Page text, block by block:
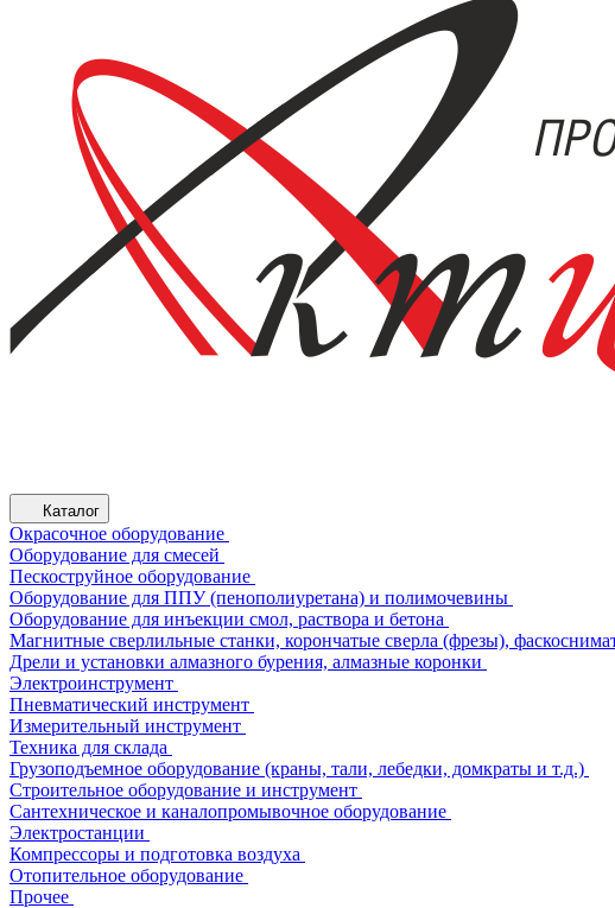
Каталог
Окрасочное оборудование
Оборудование для смесей
Пескоструйное оборудование
Оборудование для ППУ (пенополиуретана) и полимочевины
Оборудование для инъекции смол, раствора и бетона
Магнитные сверлильные станки, корончатые сверла (фрезы),
Дрели и установки алмазного бурения, алмазные коронки
Электроинструмент
Пневматический инструмент
Измерительный инструмент
Техника для склада
Грузоподъемное оборудование (краны, тали, лебедки, домкраты и т.д.)
Строительное оборудование и инструмент
Сантехническое и каналопромывочное оборудование
Электростанции
Компрессоры и подготовка воздуха
Отопительное оборудование
Прочее